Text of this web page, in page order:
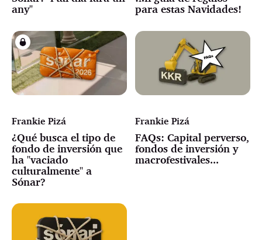
any"
para estas Navidades!
Frankie Pizá
¿Qué busca el tipo de
fondo de inversión que
ha "vaciado
culturalmente" a
Sónar?
Frankie Pizá
FAQs: Capital perverso,
fondos de inversión y
macrofestivales...